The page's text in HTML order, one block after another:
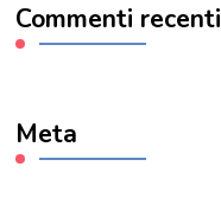
Commenti recenti
Meta